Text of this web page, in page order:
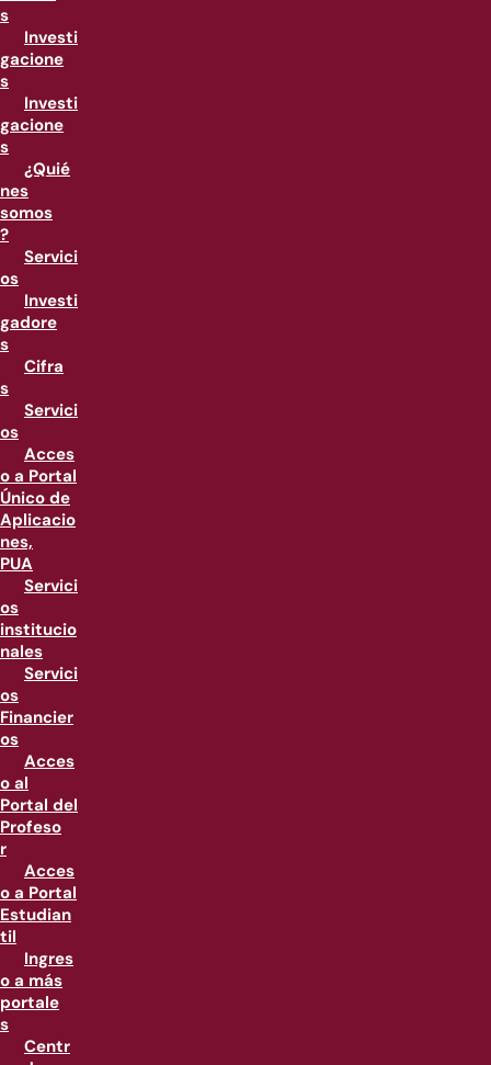
s
Investi
gacione
s
Investi
gacione
s
¿Quié
nes
somos
?
Servici
os
Investi
gadore
s
Cifra
s
Servici
os
Acces
o a Portal
Único de
Aplicacio
nes,
PUA
Servici
os
institucio
nales
Servici
os
Financier
os
Acces
o al
Portal del
Profeso
r
Acces
o a Portal
Estudian
til
Ingres
o a más
portale
s
Centr